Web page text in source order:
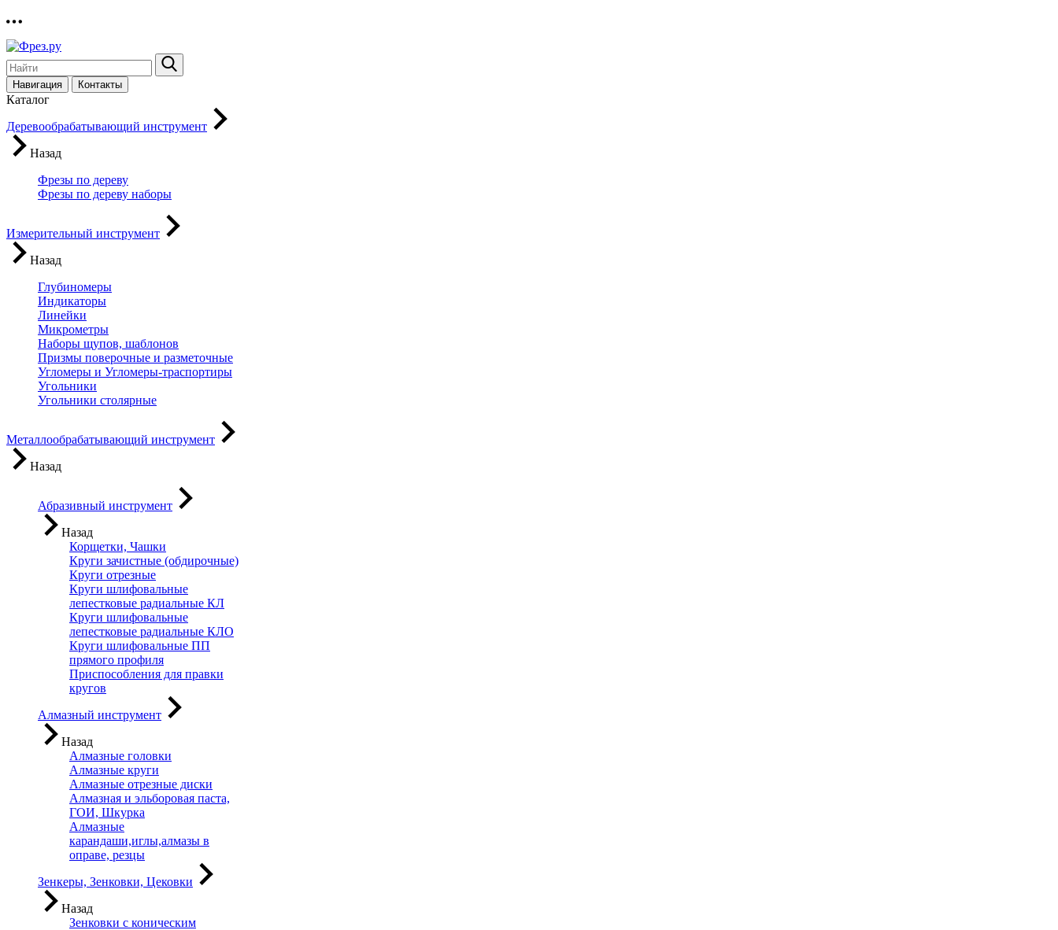
Навигация Контакты
Каталог
Деревообрабатывающий инструмент
Назад
Фрезы по дереву
Фрезы по дереву наборы
Измерительный инструмент
Назад
Глубиномеры
Индикаторы
Линейки
Микрометры
Наборы щупов, шаблонов
Призмы поверочные и разметочные
Угломеры и Угломеры-траспортиры
Угольники
Угольники столярные
Металлообрабатывающий инструмент
Назад
Абразивный инструмент
Назад
Корщетки, Чашки
Круги зачистные (обдирочные)
Круги отрезные
Круги шлифовальные
лепестковые радиальные КЛ
Круги шлифовальные
лепестковые радиальные КЛО
Круги шлифовальные ПП
прямого профиля
Приспособления для правки
кругов
Алмазный инструмент
Назад
Алмазные головки
Алмазные круги
Алмазные отрезные диски
Алмазная и эльборовая паста,
ГОИ, Шкурка
Алмазные
карандаши,иглы,алмазы в
оправе, резцы
Зенкеры, Зенковки, Цековки
Назад
Зенковки с коническим